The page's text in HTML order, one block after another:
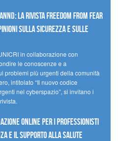
la Rivista Freedom From Fear
sulla sicurezza e sulle
in collaborazione con
le conoscenze e a
problemi più urgenti della comunità
intitolato “Il nuovo codice
nel cyberspazio”, si invitano i
online per i professionisti
e il supporto alla salute